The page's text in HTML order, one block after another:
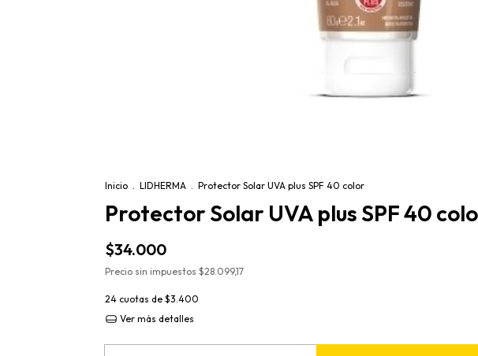
Inicio . LIDHERMA . Protector Solar UVA plus SPF 40 color
Protector Solar UVA plus SPF 40
$34.000
Precio sin impuestos $28.099,17
24 cuotas de $3.400
Ver más detalles